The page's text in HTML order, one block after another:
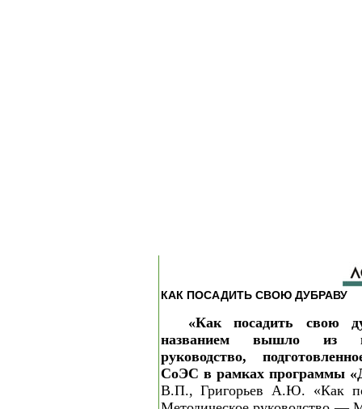
КАК ПОСАДИТЬ СВОЮ ДУБРАВУ
«Как посадить свою
названием вышло из
руководство,
СоЭС в рамках программы
В.П., Григорьев А.Ю. «Как